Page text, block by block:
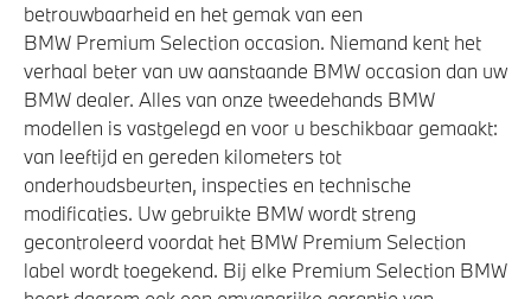
Park Distance Control (PDC) voor en achter
Actieve Voetgangersbescherming
Airbag bestuurder
Isofix bevestiging passagierstoel voor
Elektronisch Stabiliteits Programma
betrouwbaarheid en het gemak van een
BMW Premium Selection occasion. Niemand kent het
verhaal beter van uw aanstaande BMW occasion dan uw
BMW dealer. Alles van onze tweedehands BMW
modellen is vastgelegd en voor u beschikbaar gemaakt:
van leeftijd en gereden kilometers tot
onderhoudsbeurten, inspecties en technische
modificaties. Uw gebruikte BMW wordt streng
gecontroleerd voordat het BMW Premium Selection
label wordt toegekend. Bij elke Premium Selection BMW